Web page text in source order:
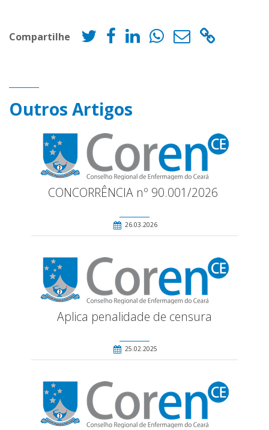
Compartilhe
Outros Artigos
CONCORRÊNCIA nº 90.001/2026
26.03.2026
Aplica penalidade de censura
25.02.2025